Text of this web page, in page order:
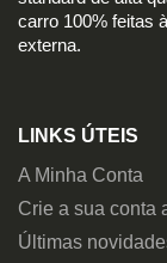
carro 100% feitas
externa.
LINKS ÚTEIS
A Minha Conta
Crie a sua conta
Últimas